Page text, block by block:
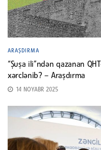
ARAŞDIRMA
“Şuşa ili”ndən qazanan
xərclənib? – Araşdırma
14 NOYABR 2025